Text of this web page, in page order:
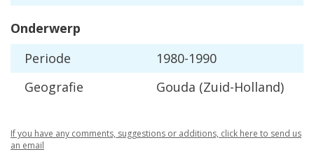
Onderwerp
Periode
1980-1990
Geografie
Gouda (Zuid-Holland)
If you have any comments, suggestions or additions, click here to send us
an email